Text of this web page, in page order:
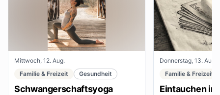
Mittwoch, 12. Aug.
Familie & Freizeit
Gesundheit
Schwangerschaftsyoga
Donnerstag, 13. Aug.
Familie & Freizeit
Eintauchen in